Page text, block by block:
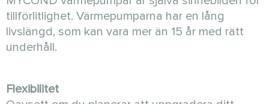
tillförlitlighet. Värmepumparna har en lång
livslängd, som kan vara mer än 15 år med rätt
underhåll.
Flexibilitet